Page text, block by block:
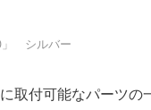
」 シルバー
取付可能なパーツの